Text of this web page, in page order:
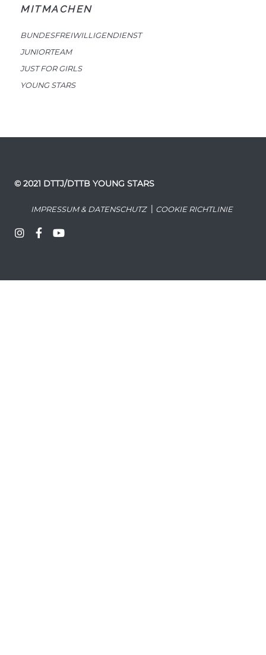
MITMACHEN
BUNDESFREIWILLIGENDIENST
JUNIORTEAM
JUST FOR GIRLS
YOUNG STARS
© 2021 DTTJ/DTTB YOUNG STARS
IMPRESSUM & DATENSCHUTZ| COOKIE RICHTLINIE